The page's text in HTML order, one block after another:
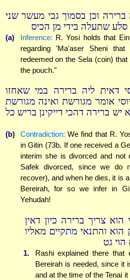
וכן בסמוך גבי מעשר שני
סלע שתעלה בידי מן הכיס
(a) Inference: R. Yosi holds that
regarding 'Ma'aser Sheni
redeemed on the Sela (coin)
the pouch."
דאית ליה ברירה במי שאחזו
אומר מגורשת ואינה מגורשת
יש ברירה דהכי דייקינן בריש כל
(b) Contradiction: We find that R.
in Gitin (73b. If one received a
interim she is divorced and not
Safek divorced, since we do
recover), and when he dies, it is
Bereirah, for so we infer in
Yehudah!
צריך ברירה כיון דאין
והתנאי מתקיים מאליו
גט
1.
Rashi explained there
Bereirah is needed, since it
and at the time of the Tenai